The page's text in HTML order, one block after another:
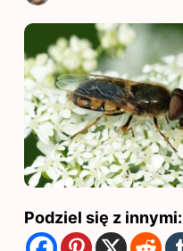
Podziel się z innymi: